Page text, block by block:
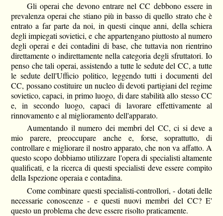
Gli operai che devono entrare nel CC debbono essere in
prevalenza operai che stiano più in basso di quello strato che è
entrato a far parte da noi, in questi cinque anni, della schiera
degli impiegati sovietici, e che appartengano piuttosto al numero
degli operai e dei contadini di base, che tuttavia non rientrino
direttamente o indirettamente nella categoria degli sfruttatori. Io
penso che tali operai, assistendo a tutte le sedute del CC, a tutte
le sedute dell'Ufficio politico, leggendo tutti i documenti del
CC, possano costituire un nucleo di devoti partigiani del regime
sovietico, capaci, in primo luogo, di dare stabilità allo stesso CC
e, in secondo luogo, capaci di lavorare effettivamente al
rinnovamento e al miglioramento dell'apparato.
Aumentando il numero dei membri del CC, ci si deve a
mio parere, preoccupare anche e, forse, soprattutto, di
controllare e migliorare il nostro apparato, che non va affatto. A
questo scopo dobbiamo utilizzare l'opera di specialisti altamente
qualificati, e la ricerca di questi specialisti deve essere compito
della Ispezione operaia e contadina.
Come combinare questi specialisti-controllori, - dotati delle
necessarie conoscenze - e questi nuovi membri del CC? E'
questo un problema che deve essere risolto praticamente.